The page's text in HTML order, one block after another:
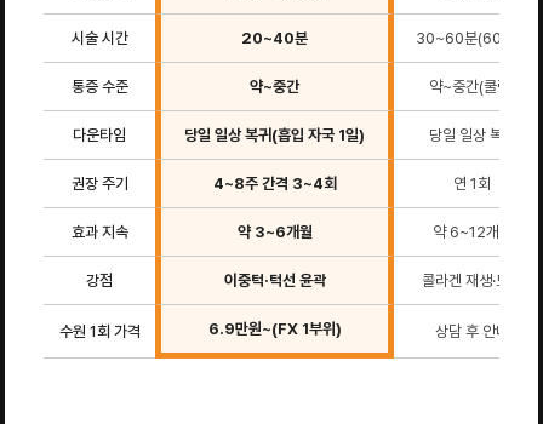
시술 시간 20~40분 30~60분(600샷)
통증 수준 약~중간 약~중간(쿨링)
다운타임 당일 일상 복귀(흡입 자국 1일) 당일 일상 복귀
권장 주기 4~8주 간격 3~4회 연 1회
효과 지속 약 3~6개월 약 6~12개월
강점 이중턱·턱선 윤곽 콜라겐 재생·모공
수원 1회 가격 6.9만원~(FX 1부위) 상담 후 안내